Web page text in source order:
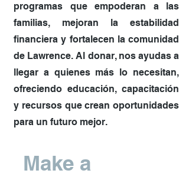
programas que empoderan a las
familias, mejoran la estabilidad
financiera y fortalecen la comunidad
de Lawrence. Al donar, nos ayudas a
llegar a quienes más lo necesitan,
ofreciendo educación, capacitación
y recursos que crean oportunidades
para un futuro mejor.
Make a